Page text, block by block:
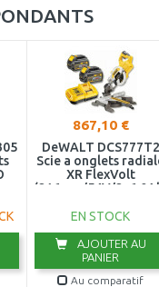
867,10 €
DeWALT DCS777T2
Scie a onglets
XR FlexVolt
(216mm/54V/
EN STOCK
AJOUTER AU
PANIER
Au comparatif